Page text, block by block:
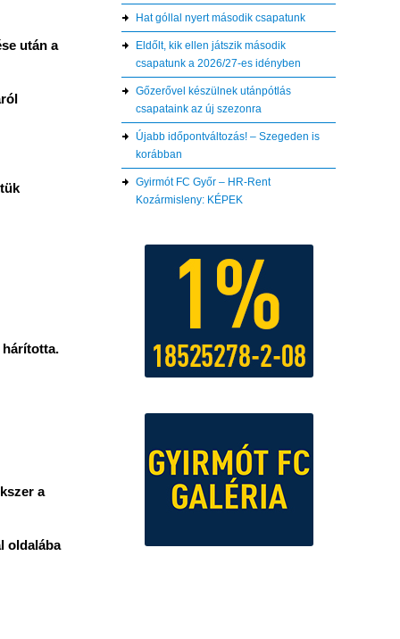
után a
hárította.
a
oldalába
Hat góllal nyert második csapatunk
Eldőlt, kik ellen játszik második
csapatunk a 2026/27-es idényben
Gőzerővel készülnek utánpótlás
csapataink az új szezonra
Újabb időpontváltozás! – Szegeden is
korábban
Gyirmót FC Győr – HR-Rent
Kozármisleny: KÉPEK